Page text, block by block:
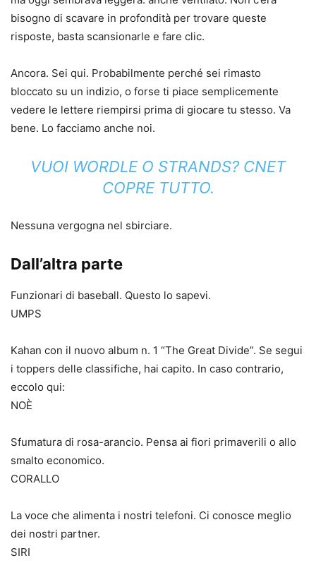
bisogno di scavare in profondità per trovare queste
risposte, basta scansionarle e fare clic.
Ancora. Sei qui. Probabilmente perché sei rimasto
bloccato su un indizio, o forse ti piace semplicemente
vedere le lettere riempirsi prima di giocare tu stesso. Va
bene. Lo facciamo anche noi.
VUOI WORDLE O STRANDS? CNET
COPRE TUTTO.
Nessuna vergogna nel sbirciare.
Dall’altra parte
Funzionari di baseball. Questo lo sapevi.
UMPS
Kahan con il nuovo album n. 1 “The Great Divide”. Se segui
i toppers delle classifiche, hai capito. In caso contrario,
eccolo qui:
NOÈ
Sfumatura di rosa-arancio. Pensa ai fiori primaverili o allo
smalto economico.
CORALLO
La voce che alimenta i nostri telefoni. Ci conosce meglio
dei nostri partner.
SIRI